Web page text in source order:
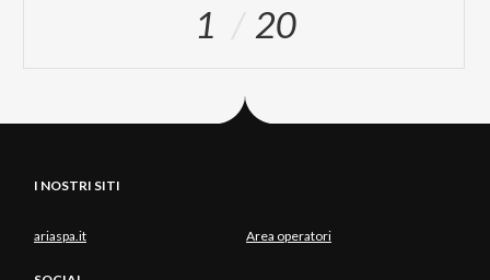
1 20
I NOSTRI SITI
ariaspa.it Area operatori